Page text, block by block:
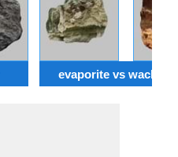
evaporite vs